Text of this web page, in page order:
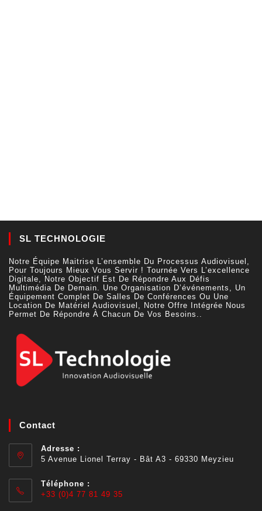
SL TECHNOLOGIE
Notre Équipe Maitrise L’ensemble Du Processus Audiovisuel,
Pour Toujours Mieux Vous Servir ! Tournée Vers L’excellence
Digitale, Notre Objectif Est De Répondre Aux Défis
Multimédia De Demain. Une Organisation D’événements, Un
Équipement Complet De Salles De Conférences Ou Une
Location De Matériel Audiovisuel, Notre Offre Intégrée Nous
Permet De Répondre À Chacun De Vos Besoins..
Contact
Adresse :
5 Avenue Lionel Terray - Bât A3 - 69330 Meyzieu
Téléphone :
+33 (0)4 77 81 49 35